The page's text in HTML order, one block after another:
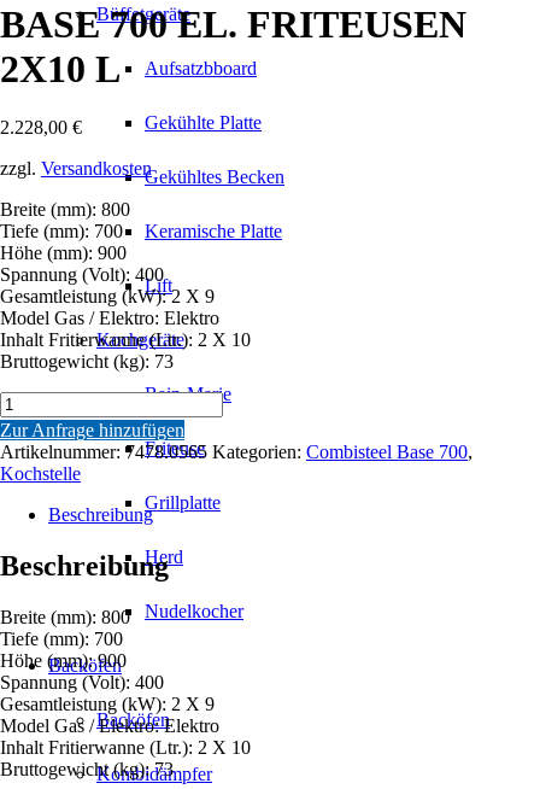
Büffetgeräte
Aufsatzbboard
Gekühlte Platte
Gekühltes Becken
Keramische Platte
Lift
Kochgeräte
Bain-Marie
Friteuse
Grillplatte
Herd
Nudelkocher
Backöfen
Backöfen
Kombidämpfer
BASE 700 EL. FRITEUSEN
2X10 L
2.228,00 €
zzgl. Versandkosten
Breite (mm): 800
Tiefe (mm): 700
Höhe (mm): 900
Spannung (Volt): 400
Gesamtleistung (kW): 2 X 9
Model Gas / Elektro: Elektro
Inhalt Fritierwanne (Ltr.): 2 X 10
Bruttogewicht (kg): 73
BASE
700
EL.
FRITEUSEN
2X10
Zur Anfrage hinzufügen
Artikelnummer: 7478.0565 Kategorien: Combisteel Base 700,
Kochstelle
Beschreibung
Beschreibung
Breite (mm): 800
Tiefe (mm): 700
Höhe (mm): 900
Spannung (Volt): 400
Gesamtleistung (kW): 2 X 9
Model Gas / Elektro: Elektro
Inhalt Fritierwanne (Ltr.): 2 X 10
Bruttogewicht (kg): 73